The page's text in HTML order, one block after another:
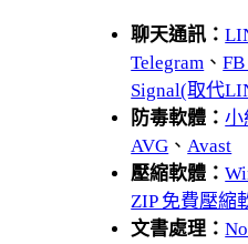
聊天通訊：
Telegram 、
Signal(取代
防毒軟體：小
AVG 、 Avast
壓縮軟體：
ZIP 免費壓縮
文書處理：